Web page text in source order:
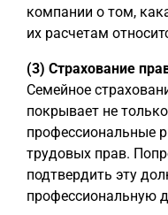
компании о том,
их расчетам
(3) Страхование
Семейное
покрывает не
профессиональные
трудовых прав.
подтвердить эту
профессиональную